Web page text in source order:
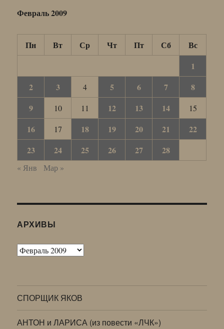
Февраль 2009
Пн Вт Ср Чт Пт Сб
Вс
1
2
3 4 5 6 7
8
9
10 11 12 13 14 15
16 17 18 19 20 21
22
23
24 25 26 27 28
« Янв Мар »
АРХИВЫ
Архивы
СПОРЩИК ЯКОВ
АНТОН и ЛАРИСА (из повести «ЛЧК»)